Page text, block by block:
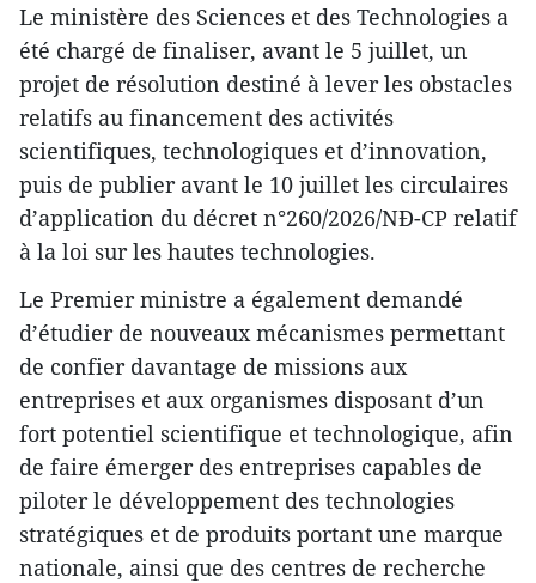
Le ministère des Sciences et des Technologies a
été chargé de finaliser, avant le 5 juillet, un
projet de résolution destiné à lever les obstacles
relatifs au financement des activités
scientifiques, technologiques et d’innovation,
puis de publier avant le 10 juillet les circulaires
d’application du décret n°260/2026/NĐ-CP relatif
à la loi sur les hautes technologies.
Le Premier ministre a également demandé
d’étudier de nouveaux mécanismes permettant
de confier davantage de missions aux
entreprises et aux organismes disposant d’un
fort potentiel scientifique et technologique, afin
de faire émerger des entreprises capables de
piloter le développement des technologies
stratégiques et de produits portant une marque
nationale, ainsi que des centres de recherche